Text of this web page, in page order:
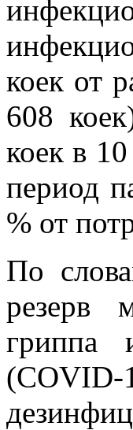
коек от
608
коек в
период
% от
По
резерв
гриппа